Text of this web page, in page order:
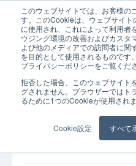
このウェブサイトでは、お客様の
す。このCookieは、ウェブサイ
に使用され、これによって利用者
ウジング環境の改善およびカスタ
よび他のメディアでの訪問者に関
を目的として使用されるものです
プライバシーポリシーをご覧くださ
拒否した場合、このウェブサイト
グされません。ブラウザーではト
るために1つのCookieが使用されま
Cookie設定 すべて
ホーム お知らせ LINE
2023年09月26日 お知らせ
LINE WORKS上で打刻
える 「チャットで勤
設計・開発を担当